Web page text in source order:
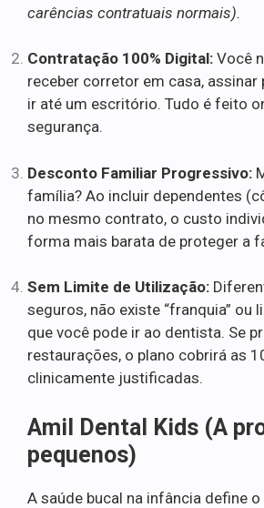
carências contratuais normais).
Contratação 100% Digital: Você
receber corretor em casa,
ir até um escritório. Tudo é feito
segurança.
Desconto Familiar Progressivo:
família? Ao incluir dependentes
no mesmo contrato, o custo
forma mais barata de proteger a
Sem Limite de Utilização:
seguros, não existe “franquia” ou
que você pode ir ao dentista. Se
restaurações, o plano cobrirá as
clinicamente justificadas.
Amil Dental Kids (A
pequenos)
A saúde bucal na infância define